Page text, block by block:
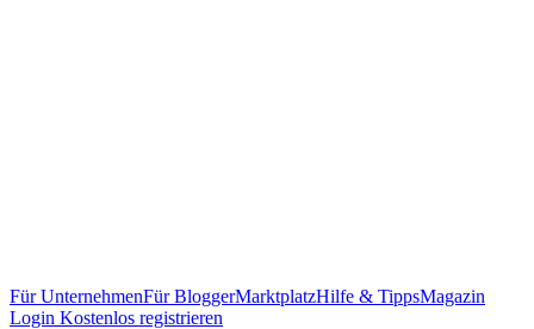
Für UnternehmenFür BloggerMarktplatzHilfe & TippsMagazin
Login Kostenlos registrieren